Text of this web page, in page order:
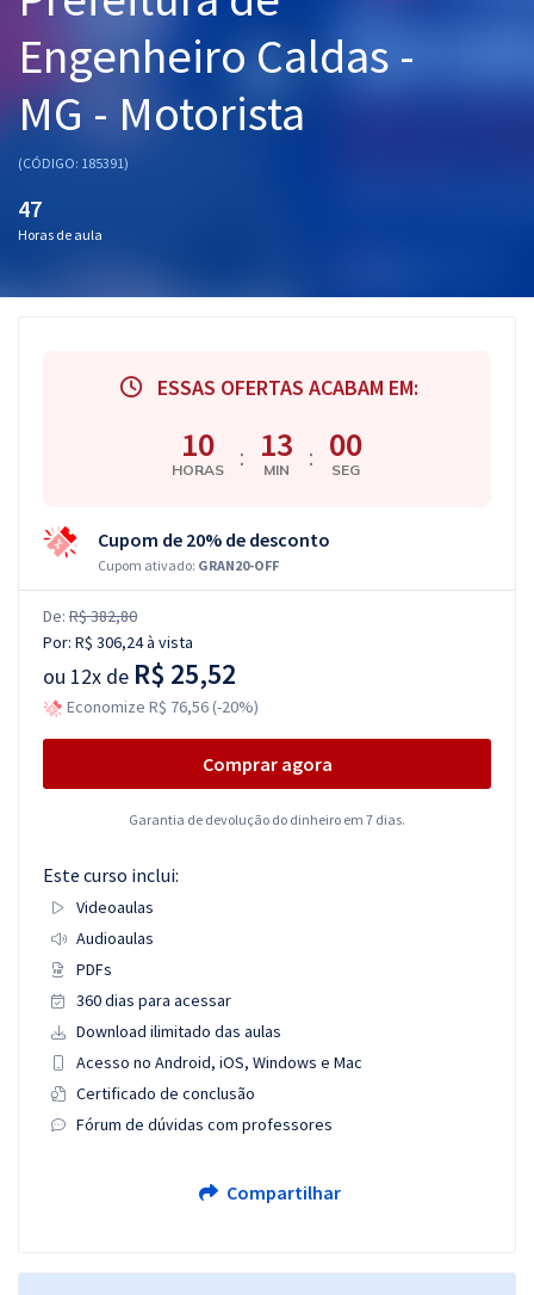
Graduação
OAB
Conteúdo gratuito
Engenheiro Caldas -
MG - Motorista
(CÓDIGO: 185391)
47
Horas de aula
ESSAS OFERTAS ACABAM EM:
10
HORAS : 12
MIN : 59
SEG
Cupom de 20% de desconto
Cupom ativado: GRAN20-OFF
De: R$ 382,80
Por: R$ 306,24à vista
ou 12x de R$ 25,52
Economize R$ 76,56 (-20%)
Comprar agora
Garantia de devolução do dinheiro em 7 dias.
Este curso inclui:
Videoaulas
Audioaulas
PDFs
360 dias para acessar
Download ilimitado das aulas
Acesso no Android, iOS, Windows e Mac
Certificado de conclusão
Fórum de dúvidas com professores
Compartilhar